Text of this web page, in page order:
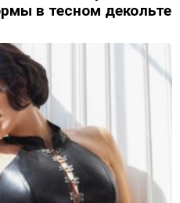
в тесном декольте